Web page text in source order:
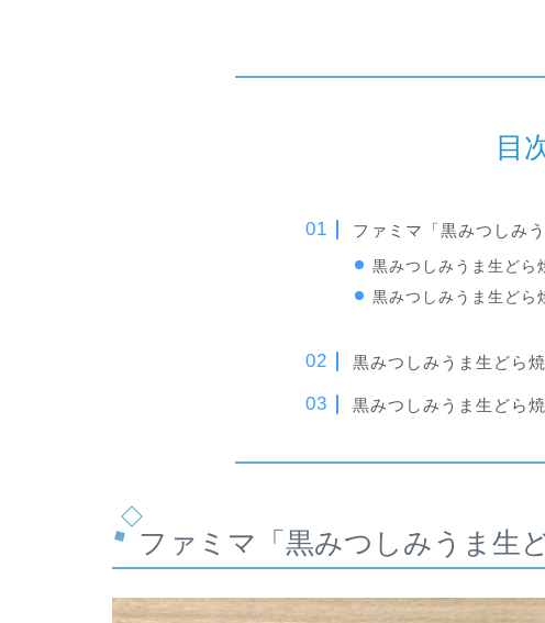
目
ファミマ「黒みつしみ
黒みつしみうま生どら
黒みつしみうま生どら
黒みつしみうま生どら焼
黒みつしみうま生どら
ファミマ「黒みつしみうま生ど